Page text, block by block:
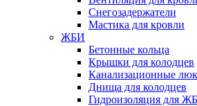
Снегозадержатели
Мастика для кровли
ЖБИ
Бетонные кольца
Крышки для колодцев
Канализационные
Днища для колодцев
Гидроизоляция для